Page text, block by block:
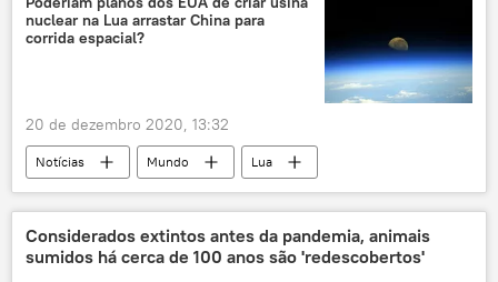
nuclear na Lua arrastar China para
corrida espacial?
20 de dezembro 2020, 13:32
Notícias Mundo
Lua
China
corrida espacial
energia nuclear
Ásia e Oceania
EUA
Considerados extintos antes da pandemia, animais
sumidos há cerca de 100 anos são 'redescobertos'